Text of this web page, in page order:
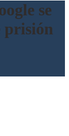
se
prisión